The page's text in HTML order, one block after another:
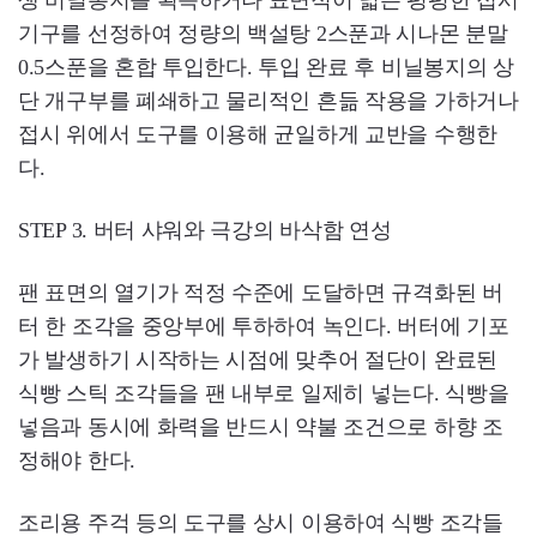
기구를 선정하여 정량의 백설탕 2스푼과 시나몬 분말
0.5스푼을 혼합 투입한다. 투입 완료 후 비닐봉지의 상
단 개구부를 폐쇄하고 물리적인 흔듦 작용을 가하거나
접시 위에서 도구를 이용해 균일하게 교반을 수행한
다.
STEP 3. 버터 샤워와 극강의 바삭함 연성
팬 표면의 열기가 적정 수준에 도달하면 규격화된 버
터 한 조각을 중앙부에 투하하여 녹인다. 버터에 기포
가 발생하기 시작하는 시점에 맞추어 절단이 완료된
식빵 스틱 조각들을 팬 내부로 일제히 넣는다. 식빵을
넣음과 동시에 화력을 반드시 약불 조건으로 하향 조
정해야 한다.
조리용 주걱 등의 도구를 상시 이용하여 식빵 조각들